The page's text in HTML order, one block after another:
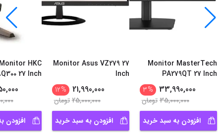
Monitor MasterTech
PA279QT 27 Inch
33,990,000
%
3
35,000,000تومان
افزودن به سبد خرید
Monitor Asus VZ279 27
Inch
21,990,000
%
12
25,000,000تومان
افزودن به سبد خرید
HKC
27 Inch
افزودن